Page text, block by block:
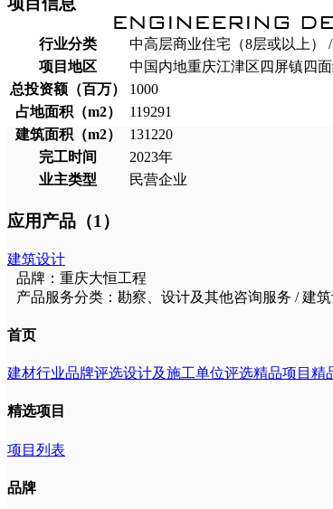
行业分类
中高层商业住宅（8层或以上）
项目地区
中国内地重庆江津区四屏镇四
总投资额（百万）
1000
占地面积（m2）
119291
建筑面积（m2）
131220
完工时间
2023年
业主类型
民营企业
应用产品（1）
建筑设计
品牌：重庆大恒工程
产品服务分类：勘察、设计及其他咨询服务 / 建
首页
建材行业品牌评选设计及施工单位评选精品项目 精
精选项目
项目列表
品牌